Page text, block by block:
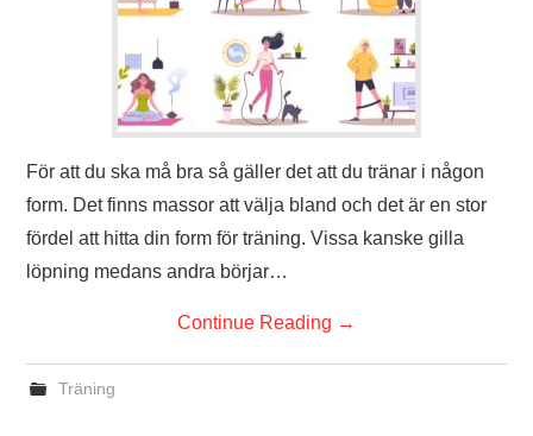
För att du ska må bra så gäller det att du tränar i någon
form. Det finns massor att välja bland och det är en stor
fördel att hitta din form för träning. Vissa kanske gilla
löpning medans andra börjar…
Continue Reading →
Träning